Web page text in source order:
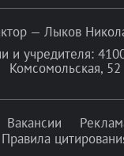
— Лыков
и учредителя:
Комсомольская, 52
Вакансии
Правила